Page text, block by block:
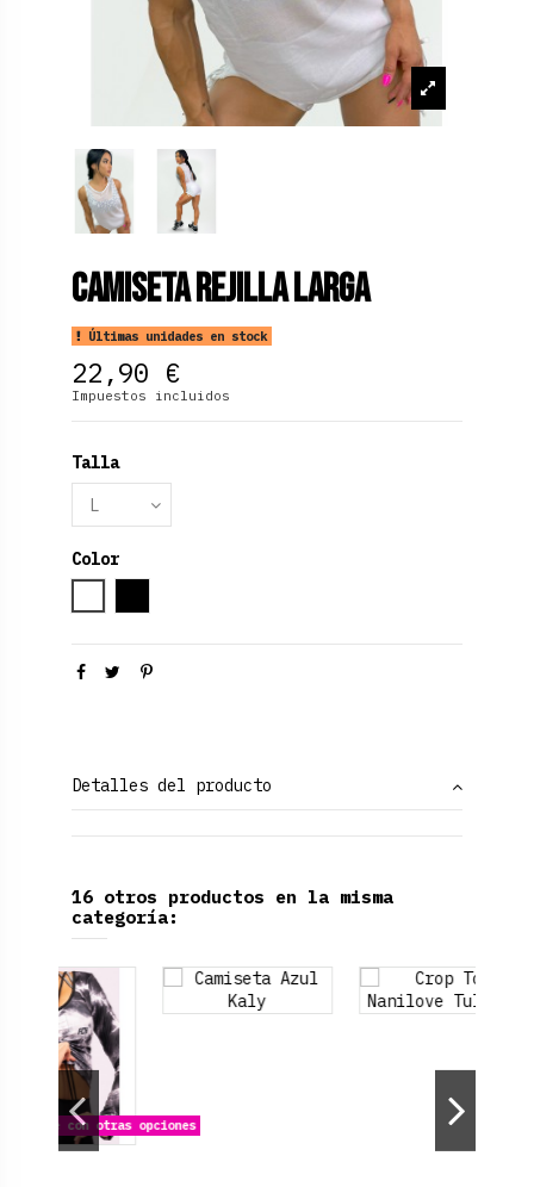
Camiseta Rejilla Larga
Últimas unidades en stock
22,90 €
Impuestos incluidos
Talla
Color
Detalles del producto
16 otros productos en la misma
categoría:
otras opciones